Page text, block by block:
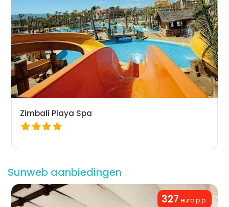
Zimbali Playa Spa
Sunweb aanbiedingen
327 euro p.p.